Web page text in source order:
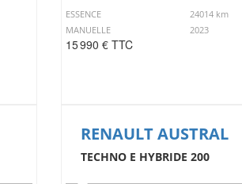
ESSENCE
24014 km
MANUELLE
2023
15 990 € TTC
RENAULT AUSTRAL
TECHNO E HYBRIDE 200